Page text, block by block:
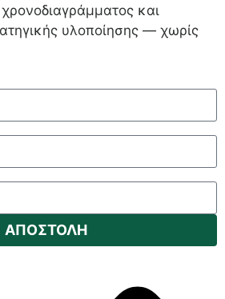
και
υλοποίησης — χωρίς
ΑΠΟΣΤΟΛΗ